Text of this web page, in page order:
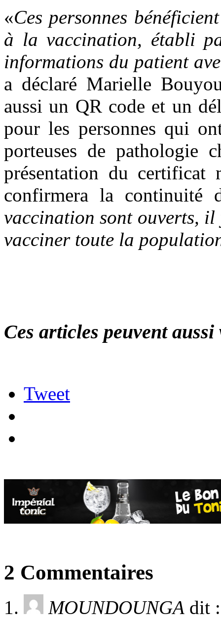
«Ces personnes
à la vaccination, établi
informations du patient
a déclaré Marielle
aussi un QR code et un
pour les personnes qui
porteuses de pathologie
présentation du certificat
confirmera la continuité
vaccination sont ouverts, il
vacciner toute la
Ces articles peuvent
Tweet
2 Commentaires
MOUNDOUNGA dit :